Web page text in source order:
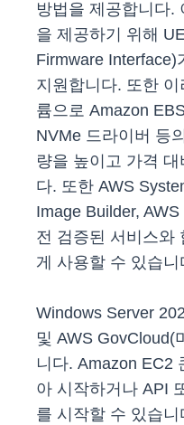
방법을 제공합니다.
을 제공하기 위해
Firmware Interface)
지원합니다. 또한
륨으로 Amazon
NVMe 드라이버 등
량을 높이고 가격
다. 또한 AWS
Image Builder,
전 검증된 서비스와
게 사용할 수 있습니
Windows Server
및 AWS GovCloud(
니다. Amazon EC2
아 시작하거나 API
를 시작할 수 있습